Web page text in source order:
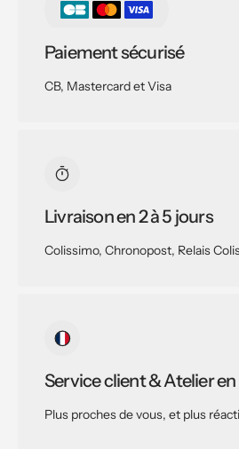
Paiement sécurisé
CB, Mastercard et Visa
Livraison en 2 à 5 jours
Colissimo, Chronopost, Relais
Service client & Atelier
Plus proches de vous, et plus